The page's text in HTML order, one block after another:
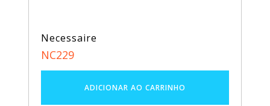
Necessaire
NC229